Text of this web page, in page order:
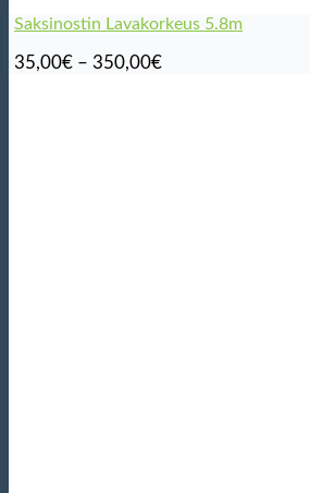
Saksinostin Lavakorkeus 5.8m
35,00€ – 350,00€Hintaluokka: